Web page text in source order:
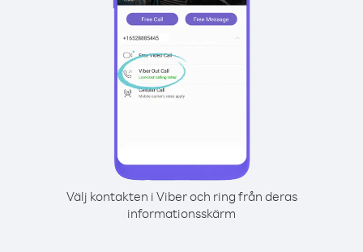
Välj kontakten i Viber och ring från deras
informationsskärm